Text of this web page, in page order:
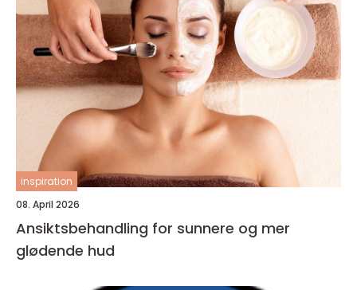
inspiration
08. April 2026
Ansiktsbehandling for sunnere og mer
glødende hud